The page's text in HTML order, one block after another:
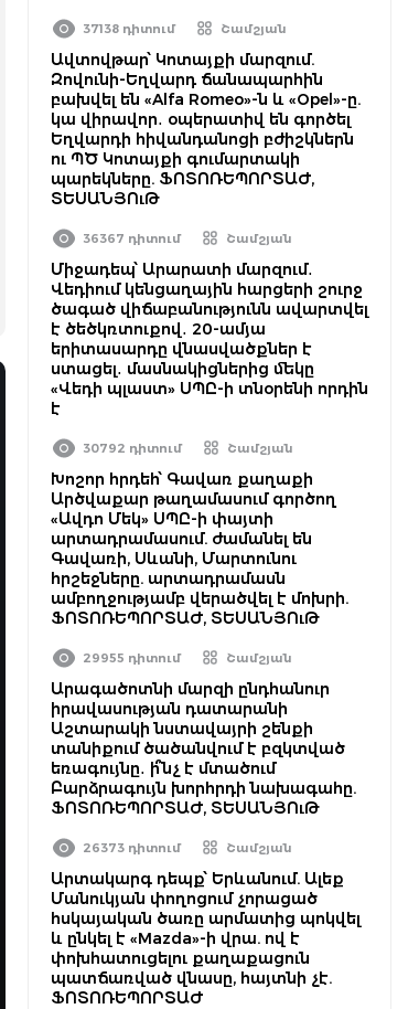
37138 դիտում Շամշյան
Ավտովթար՝ Կոտայքի մարզում.
Զովունի-Եղվարդ ճանապարհին
բախվել են «Alfa Romeo»-ն և «Opel»-ը.
կա վիրավոր․ օպերատիվ են գործել
Եղվարդի հիվանդանոցի բժիշկներն
ու ՊԾ Կոտայքի գումարտակի
պարեկները. ՖՈՏՈՌԵՊՈՐՏԱԺ,
ՏԵՍԱՆՅՈւԹ
36367 դիտում Շամշյան
Միջադեպ՝ Արարատի մարզում․
Վեդիում կենցաղային հարցերի շուրջ
ծագած վիճաբանությունն ավարտվել
է ծեծկռտուքով․ 20-ամյա
երիտասարդը վնասվածքներ է
ստացել․ մասնակիցներից մեկը
«Վեդի պլաստ» ՍՊԸ-ի տնօրենի որդին
է
30792 դիտում Շամշյան
Խոշոր հրդեհ՝ Գավառ քաղաքի
Արծվաքար թաղամասում գործող
«Ավդո Մեկ» ՍՊԸ-ի փայտի
արտադրամասում. ժամանել են
Գավառի, Սևանի, Մարտունու
հրշեջները. արտադրամասն
ամբողջությամբ վերածվել է մոխրի.
ՖՈՏՈՌԵՊՈՐՏԱԺ, ՏԵՍԱՆՅՈւԹ
29955 դիտում Շամշյան
Արագածոտնի մարզի ընդհանուր
իրավասության դատարանի
Աշտարակի նստավայրի շենքի
տանիքում ծածանվում է բզկտված
եռագույնը․ ի՞նչ է մտածում
Բարձրագույն խորհրդի նախագահը.
ՖՈՏՈՌԵՊՈՐՏԱԺ, ՏԵՍԱՆՅՈւԹ
26373 դիտում Շամշյան
Արտակարգ դեպք՝ Երևանում. Ալեք
Մանուկյան փողոցում չորացած
հսկայական ծառը արմատից պոկվել
և ընկել է «Mazda»-ի վրա. ով է
փոխհատուցելու քաղաքացուն
պատճառված վնասը, հայտնի չէ.
ՖՈՏՈՌԵՊՈՐՏԱԺ